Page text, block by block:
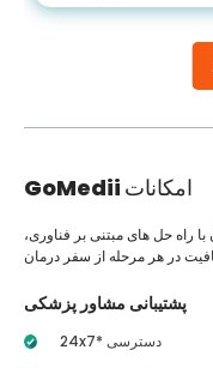
GoMedii امکانات
راه حل های مبتنی بر فناوری،
پشتیبانی مشاور پزشکی
24x7* دسترسی